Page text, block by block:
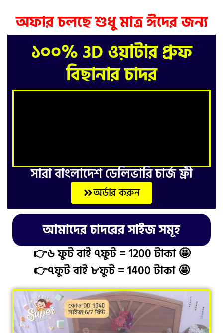
অফার চলছে শুধু মাত্র ঈদের জন্য
১০০% 3D ওয়াটার প্রুফ
বিছানার চাদর
সারা বাংলাদেশ ডেলিভারি চার্জ ফ্রী
অর্ডার করুন
আমাদের চাদরের সাইজ সমূহ
👉৬ ফুট বাই ৭ফুট = 1200 টাকা 🤩
👉৭ফুট বাই ৮ফুট = 1400 টাকা 🤩